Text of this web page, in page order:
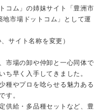
コム 」の姉妹サイト「豊洲市
地市場ドットコム」として運
サイト名称を変更）
市場の卸や仲卸と一心同体で
早く入手してきました。
種やプロを唸らせる魅力ある
す。
供給・多品種セットなど、豊